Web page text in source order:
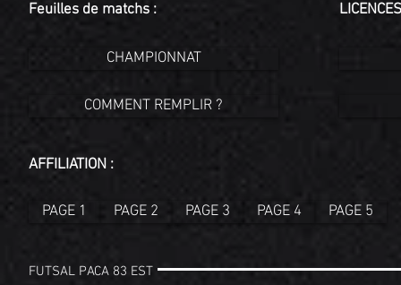
Feuilles de matchs :
CHAMPIONNAT
COMMENT REMPLIR ?
AFFILIATION :
PAGE 1 PAGE 2 PAGE 3 PAGE 4 PAGE 5
FUTSAL PACA 83 EST